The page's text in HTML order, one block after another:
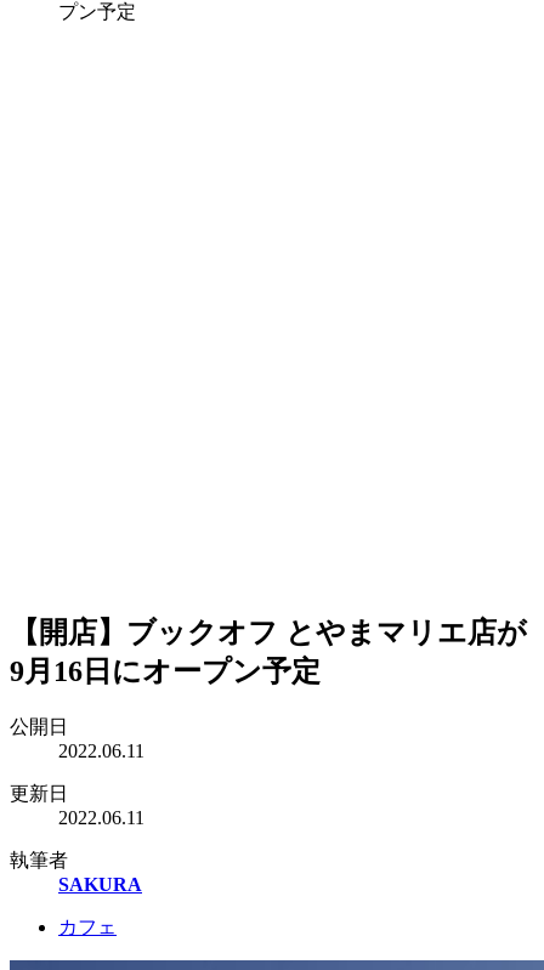
プン予定
【開店】ブックオフ とやまマリエ店が
9月16日にオープン予定
公開日
2022.06.11
更新日
2022.06.11
執筆者
SAKURA
カフェ